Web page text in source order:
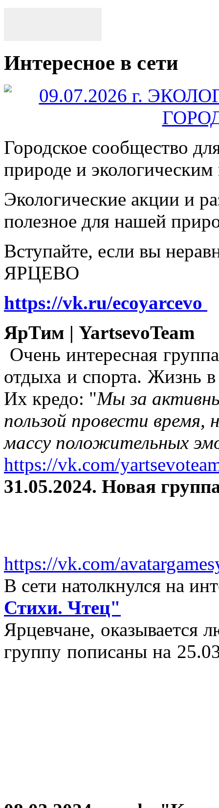
Интересное в сети
Городское сообщество
природе и
Экологические акции и
полезное для нашей
Вступайте, если вы
ЯРЦЕВО
https://vk.ru/ecoyarcevo
ЯрТим | YartsevoTeam
Очень интересная
отдыха и спорта. Жизнь
Их кредо: "Мы за
пользой провести время,
массу положительных
https://vk.com/
31.05.2024. Новая
https://vk.com/
В сети натолкнулся на
Стихи. Чтец"
Ярцевчане,
группу пописаны на